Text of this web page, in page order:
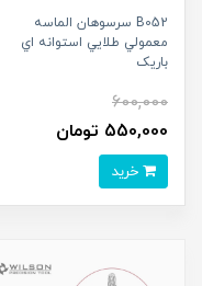
B052 سرسوهان الماسه
معمولي طلايي استوانه اي
باريک
600,000
550,000 تومان